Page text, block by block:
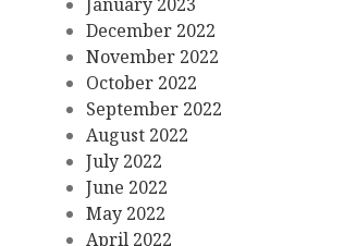
December 2022
November 2022
October 2022
September 2022
August 2022
July 2022
June 2022
May 2022
April 2022